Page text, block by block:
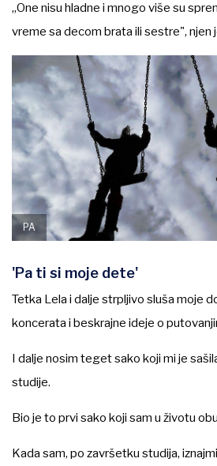
„One nisu hladne i mnogo više su
vreme sa decom brata ili sestre", njen
PA
'Pa ti si moje dete'
Tetka Lela i dalje strpljivo sluša moje
koncerata i beskrajne ideje o
I dalje nosim teget sako koji mi je
studije.
Bio je to prvi sako koji sam u životu
Kada sam, po završetku studija,